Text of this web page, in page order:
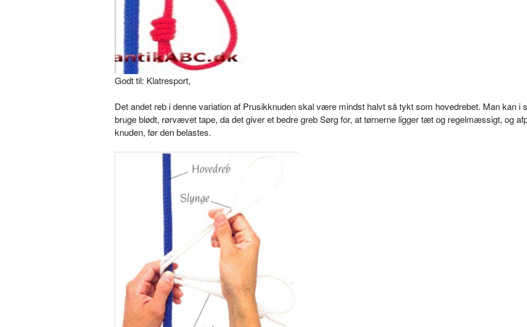
Godt til: Klatresport,
Det andet reb i denne variation af Prusikknuden skal være mindst halvt så tykt som hovedrebet. Man kan i
bruge blødt, rørvævet tape, da det giver et bedre greb Sørg for, at tørnerne ligger tæt og regelmæssigt, og
knuden, før den belastes.